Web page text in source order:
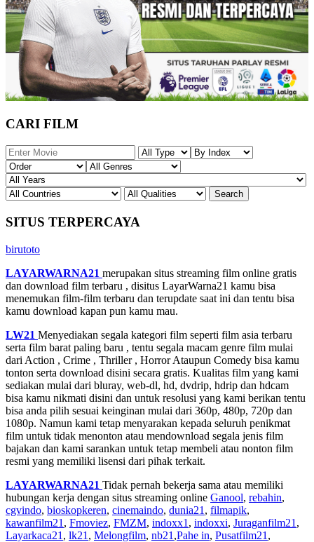
CARI FILM
SITUS TERPERCAYA
birutoto
LAYARWARNA21 merupakan situs streaming film online gratis
dan download film terbaru , disitus LayarWarna21 kamu bisa
menemukan film-film terbaru dan terupdate saat ini dan tentu bisa
kamu download kapan pun kamu mau.
LW21 Menyediakan segala kategori film seperti film asia terbaru
serta film barat paling baru , tentu segala macam genre film mulai
dari Action , Crime , Thriller , Horror Ataupun Comedy bisa kamu
tonton serta download disini secara gratis. Kualitas film yang kami
sediakan mulai dari bluray, web-dl, hd, dvdrip, hdrip dan hdcam
bisa kamu nikmati disini dan untuk resolusi yang kami berikan tentu
bisa anda pilih sesuai keinginan mulai dari 360p, 480p, 720p dan
1080p. Namun kami tetap menyarakan kepada seluruh penikmat
film untuk tidak menonton atau mendownload segala jenis film
bajakan dan kami sarankan untuk tetap membeli atau nonton film
resmi yang memiliki lisensi dari pihak terkait.
LAYARWARNA21 Tidak pernah bekerja sama atau memiliki
hubungan kerja dengan situs streaming online Ganool, rebahin,
cgvindo, bioskopkeren, cinemaindo, dunia21 , filmapik,
kawanfilm21 , Fmoviez, FMZM, indoxx1 , indoxxi, Juraganfilm21 ,
Layarkaca21 , lk21 , Melongfilm, nb21 ,Pahe in, Pusatfilm21 ,